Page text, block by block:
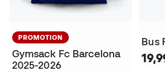
PROMOTION
Gymsack Fc Barcelona
2025-2026
Bus